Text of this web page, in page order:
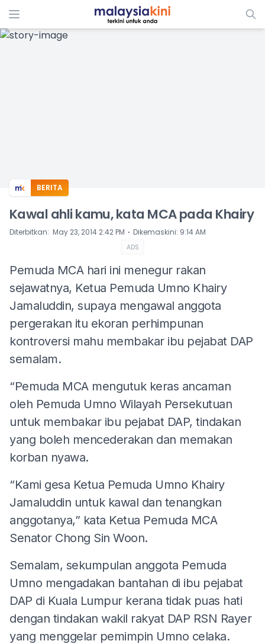
ADS
BERITA
Kawal ahli kamu, kata MCA pada Khairy
Diterbitkan: May 23, 2014 2:42 PM ⋅ Dikemaskini: 9:14 AM
ADS
Pemuda MCA hari ini menegur rakan
sejawatnya, Ketua Pemuda Umno Khairy
Jamaluddin, supaya mengawal anggota
pergerakan itu ekoran perhimpunan
kontroversi mahu membakar ibu pejabat DAP
semalam.
“Pemuda MCA mengutuk keras ancaman
oleh Pemuda Umno Wilayah Persekutuan
untuk membakar ibu pejabat DAP, tindakan
yang boleh mencederakan dan memakan
korban nyawa.
“Kami gesa Ketua Pemuda Umno Khairy
Jamaluddin untuk kawal dan tenangkan
anggotanya,” kata Ketua Pemuda MCA
Senator Chong Sin Woon.
Semalam, sekumpulan anggota Pemuda
Umno mengadakan bantahan di ibu pejabat
DAP di Kuala Lumpur kerana tidak puas hati
dengan tindakan wakil rakyat DAP RSN Rayer
yang menggelar pemimpin Umno celaka.